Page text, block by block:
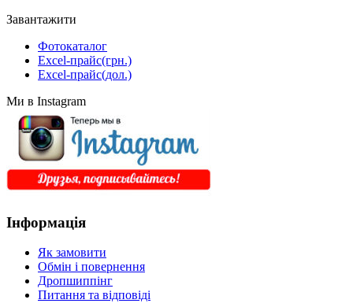
Завантажити
Фотокаталог
Excel-прайс(грн.)
Excel-прайс(дол.)
Ми в Instagram
Інформація
Як замовити
Обмін і повернення
Дропшиппінг
Питання та відповіді